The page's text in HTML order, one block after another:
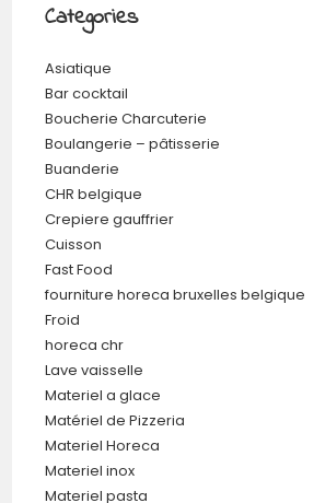
Categories
Asiatique
Bar cocktail
Boucherie Charcuterie
Boulangerie – pâtisserie
Buanderie
CHR belgique
Crepiere gauffrier
Cuisson
Fast Food
fourniture horeca bruxelles belgique
Froid
horeca chr
Lave vaisselle
Materiel a glace
Matériel de Pizzeria
Materiel Horeca
Materiel inox
Materiel pasta